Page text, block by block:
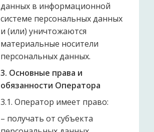
данных в информационной
системе персональных данных
и (или) уничтожаются
материальные носители
персональных данных.
3. Основные права и
обязанности Оператора
3.1. Оператор имеет право:
– получать от субъекта